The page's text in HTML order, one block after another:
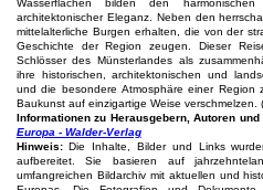
architektonischer Eleganz. Neben den
mittelalterliche Burgen erhalten, die von der
Geschichte der Region zeugen. Dieser
Schlösser des Münsterlandes als
ihre historischen, architektonischen und
und die besondere Atmosphäre einer
Baukunst auf einzigartige Weise verschmelzen.
Informationen zu Herausgebern, Autoren
Europa - Walder-Verlag
Hinweis:Die Inhalte, Bilder und Links
aufbereitet. Sie basieren auf
umfangreichen Bildarchiv mit aktuellen und